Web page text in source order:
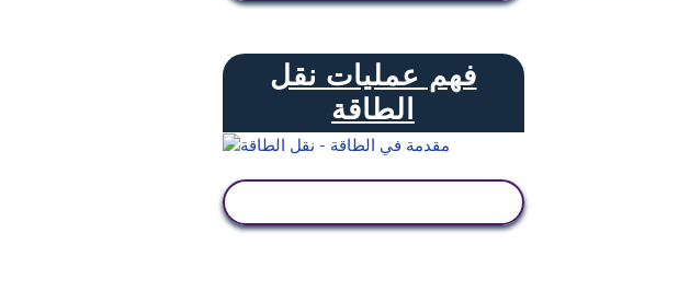
فهم عمليات نقل
الطاقة